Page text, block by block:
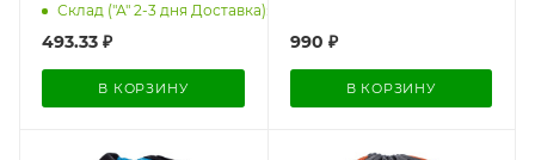
Склад ("А" 2-3 дня Доставка): 1205
493.33 ₽
В КОРЗИНУ
990 ₽
В КОРЗИНУ